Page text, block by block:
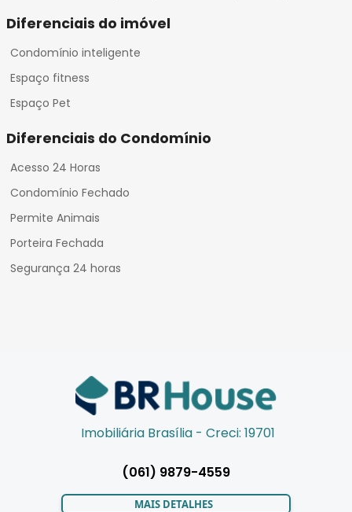
Diferenciais do imóvel
Condomínio inteligente
Espaço fitness
Espaço Pet
Diferenciais do Condomínio
Acesso 24 Horas
Condomínio Fechado
Permite Animais
Porteira Fechada
Segurança 24 horas
Imobiliária Brasília - Creci: 19701
(061) 9879-4559
MAIS DETALHES